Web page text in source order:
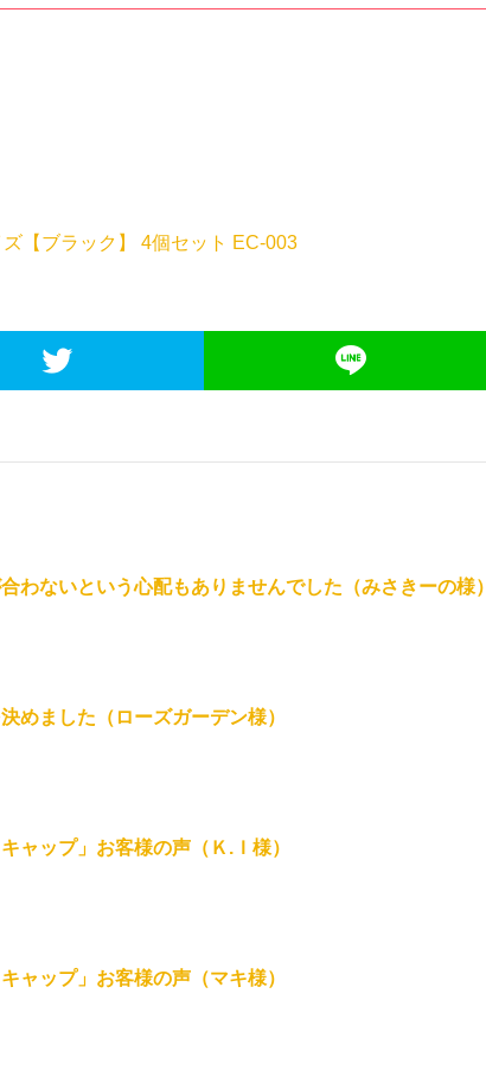
【ブラック】 4個セット EC-003
わないという心配もありませんでした（みさきーの様）
めました（ローズガーデン様）
ャップ」お客様の声（Ｋ.Ｉ様）
ャップ」お客様の声（マキ様）